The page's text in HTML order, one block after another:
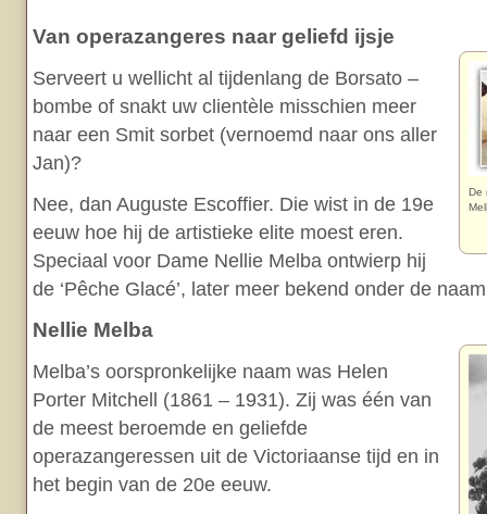
Van operazangeres naar geliefd ijsje
De
Serveert u wellicht al tijdenlang de Borsato –
bombe of snakt uw clientèle misschien meer
naar een Smit sorbet (vernoemd naar ons aller
Jan)?
Nee, dan Auguste Escoffier. Die wist in de 19e
eeuw hoe hij de artistieke elite moest eren.
Speciaal voor Dame Nellie Melba ontwierp hij
de ‘Pêche Glacé’, later meer bekend onder de
Nellie Melba
Melba’s oorspronkelijke naam was Helen
Porter Mitchell (1861 – 1931). Zij was één van
de meest beroemde en geliefde
operazangeressen uit de Victoriaanse tijd en in
het begin van de 20e eeuw.